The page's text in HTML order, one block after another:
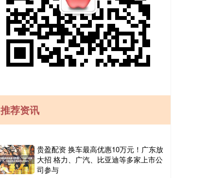
推荐资讯
贵盈配资 换车最高优惠10万元！广东放
大招 格力、广汽、比亚迪等多家上市公
司参与